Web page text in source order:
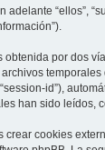
adelante “ellos”,
obtenida por dos
id”),
han sido leídos,
crear cookies